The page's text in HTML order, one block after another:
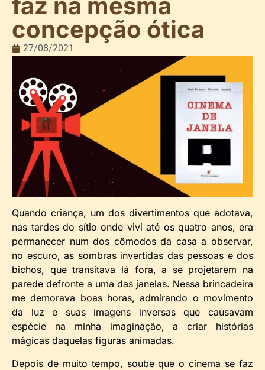
concepção ótica
27/08/2021
Quando criança, um dos divertimentos que adotava,
nas tardes do sítio onde vivi até os quatro anos, era
permanecer num dos cômodos da casa a observar,
no escuro, as sombras invertidas das pessoas e dos
bichos, que transitava lá fora, a se projetarem na
parede defronte a uma das janelas. Nessa brincadeira
me demorava boas horas, admirando o movimento
da luz e suas imagens inversas que causavam
espécie na minha imaginação, a criar histórias
mágicas daquelas figuras animadas.
Depois de muito tempo, soube que o cinema se faz